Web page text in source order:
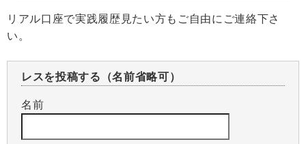
リアル口座で実践履歴見たい方もご自由にご連絡下さ
い。
レスを投稿する（名前省略可）
名前